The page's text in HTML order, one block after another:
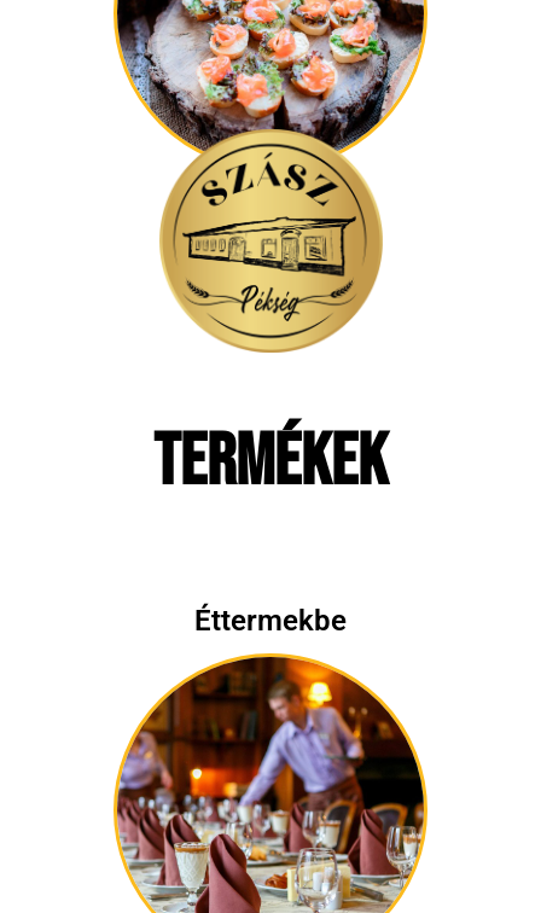
termékek
Éttermekbe